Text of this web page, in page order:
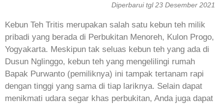
Diperbarui tgl 23 Desember 2021
Kebun Teh Tritis merupakan salah satu kebun teh milik
pribadi yang berada di Perbukitan Menoreh, Kulon Progo,
Yogyakarta. Meskipun tak seluas kebun teh yang ada di
Dusun Nglinggo, kebun teh yang mengelilingi rumah
Bapak Purwanto (pemiliknya) ini tampak tertanam rapi
dengan tinggi yang sama di tiap lariknya. Selain dapat
menikmati udara segar khas perbukitan, Anda juga dapat